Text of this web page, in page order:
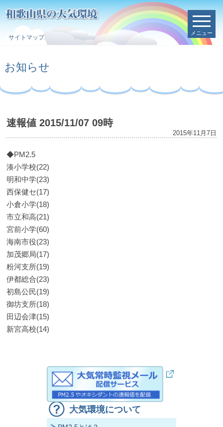
サイトマップ
メニュー
お知らせ
速報値 2015/11/07 09時
2015年11月7日
◆PM2.5
湊小学校(22)
明和中学(23)
西保健セ(17)
小倉小学(18)
市立和高(21)
宮前小学(60)
海南市役(23)
加茂郷局(17)
粉河支所(19)
伊都総合(23)
初島公民(19)
御坊支所(18)
田辺会津(15)
新宮高校(14)
大気環境について